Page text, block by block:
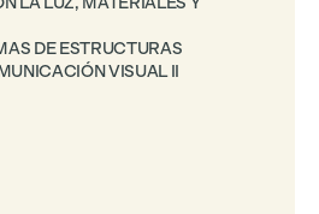
DE ESTRUCTURAS
VISUAL II